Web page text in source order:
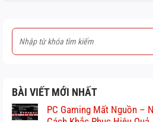
BÀI VIẾT MỚI NHẤT
PC Gaming Mất Nguồn –